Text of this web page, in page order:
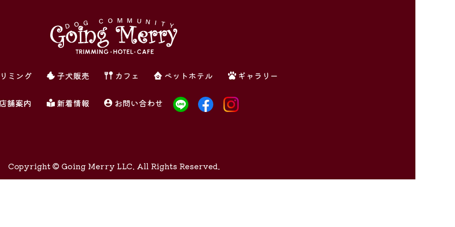
ミング 子犬販売 カフェ ペットホテル ギャラリー
店舗案内 新着情報 お問い合わせ
Copyright © Going Merry LLC. All Rights Reserved.